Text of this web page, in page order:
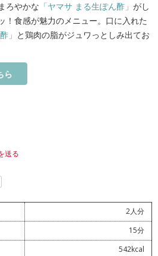
ろやかな 「ヤマサ まる生ぽん酢」 がし
！食感が魅力のメニュー。口に入れた
」 と鶏肉の脂がジュワっとしみ出てお
ら
送る
2人分
15分
542kcal